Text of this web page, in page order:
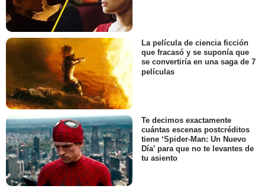
La película de ciencia ficción
que fracasó y se suponía que
se convertiría en una saga de 7
películas
Te decimos exactamente
cuántas escenas postcréditos
tiene ‘Spider-Man: Un Nuevo
Día’ para que no te levantes de
tu asiento